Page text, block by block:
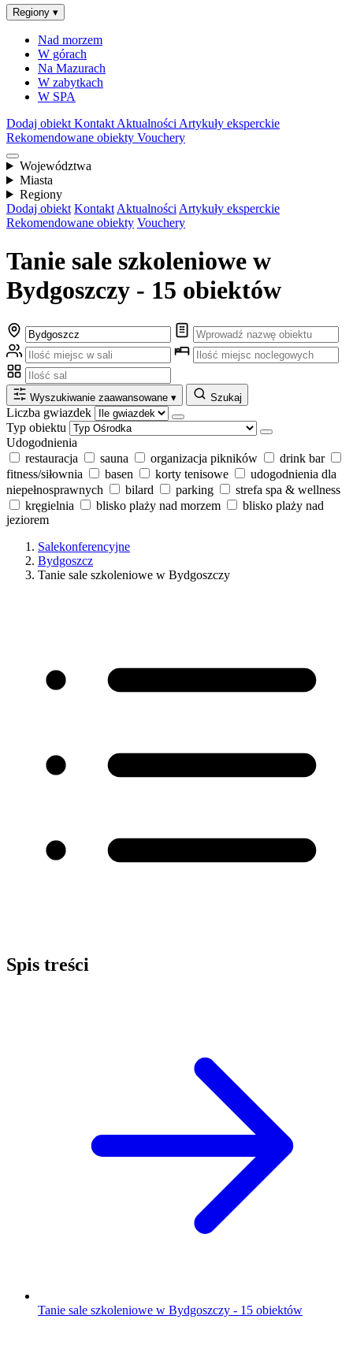
Regiony ▾
Nad morzem
W górach
Na Mazurach
W zabytkach
W SPA
Dodaj obiekt Kontakt Aktualności Artykuły eksperckie
Rekomendowane obiekty Vouchery
Województwa
Miasta
Regiony
Dodaj obiekt Kontakt Aktualności Artykuły eksperckie
Rekomendowane obiekty Vouchery
Tanie sale szkoleniowe w
Bydgoszczy - 15 obiektów
Wyszukiwanie zaawansowane ▾ Szukaj
Liczba gwiazdek
Typ obiektu
Udogodnienia
restauracja
sauna organizacja pikników
drink bar
fitness/siłownia
basen korty tenisowe
udogodnienia dla
niepełnosprawnych
bilard parking
strefa spa & wellness
kręgielnia
blisko plaży nad morzem
blisko plaży nad
jeziorem
Salekonferencyjne
Bydgoszcz
Tanie sale szkoleniowe w Bydgoszczy
Spis treści
Tanie sale szkoleniowe w Bydgoszczy - 15 obiektów